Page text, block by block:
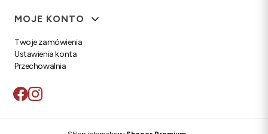
MOJE KONTO
Twoje zamówienia
Ustawienia konta
Przechowalnia